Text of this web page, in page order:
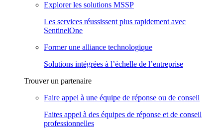
Explorer les solutions MSSP
Les services réussissent plus rapidement avec
SentinelOne
Former une alliance technologique
Solutions intégrées à l’échelle de l’entreprise
Trouver un partenaire
Faire appel à une équipe de réponse ou de conseil
Faites appel à des équipes de réponse et de conseil
professionnelles